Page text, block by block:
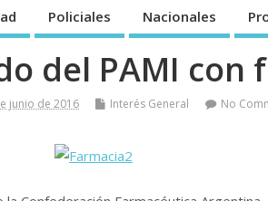
Policiales Nacionales
del PAMI con
junio de 2016 Interés General No